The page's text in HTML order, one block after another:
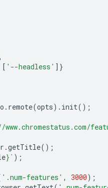
,
[ '--headless' ]}
. remote(opts). init();
.getTitle();
} ` );
'.num-features' , 3000);